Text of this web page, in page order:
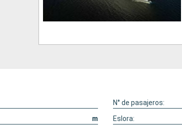
N° de pasajeros:
m Eslora: